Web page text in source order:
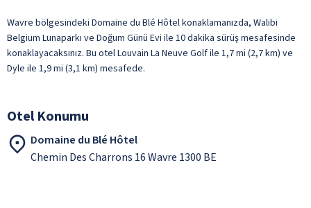
Wavre bölgesindeki Domaine du Blé Hôtel konaklamanızda, Walibi
Belgium Lunaparkı ve Doğum Günü Evi ile 10 dakika sürüş mesafesinde
konaklayacaksınız. Bu otel Louvain La Neuve Golf ile 1,7 mi (2,7 km) ve
Dyle ile 1,9 mi (3,1 km) mesafede.
Otel Konumu
Domaine du Blé Hôtel
Chemin Des Charrons 16 Wavre 1300 BE